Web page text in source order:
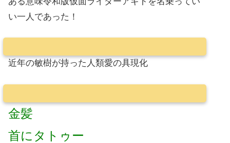
い一人であった！
近年の敏樹が持った人類愛の具現化
金髪
首にタトゥー